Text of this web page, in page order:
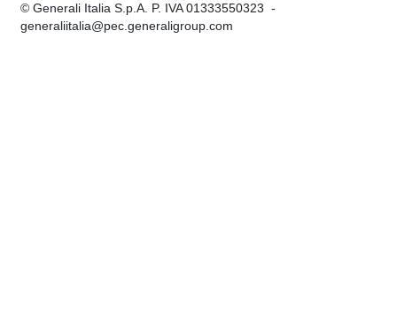
© Generali Italia S.p.A. P. IVA 01333550323 -
generaliitalia@pec.generaligroup.com